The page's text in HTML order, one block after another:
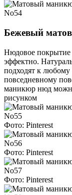
Бежевый
Нюдовое покрытие
эффектно.
подходят к любому
повседневному
маникюр нюд
рисунком
Фото: Pinterest
Фото: Pinterest
Фото: Pinterest